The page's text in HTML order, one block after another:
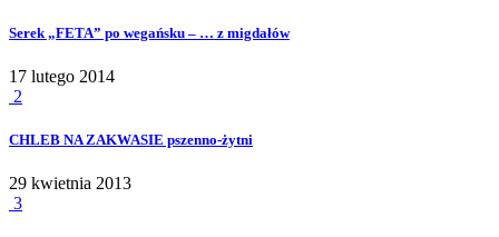
Serek „FETA” po wegańsku – … z migdałów
17 lutego 2014
2
CHLEB NA ZAKWASIE pszenno-żytni
29 kwietnia 2013
3